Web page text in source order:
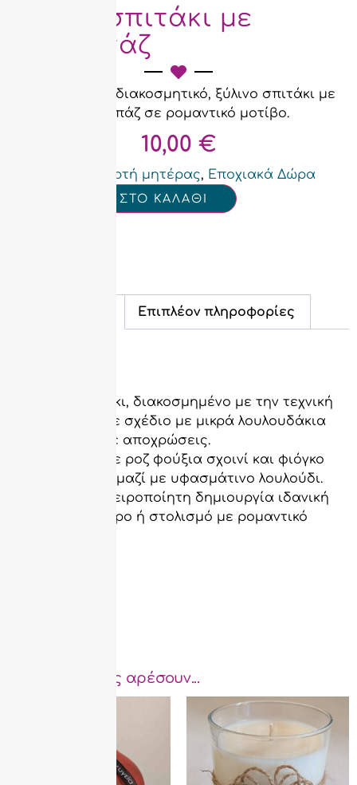
Ξύλινο σπιτάκι με
ντεκουπάζ
Χειροποίητο, διακοσμητικό, ξύλινο σπιτάκι με
ντεκουπάζ σε ρομαντικό μοτίβο.
10,00 €
Γιορτή μητέρας, Εποχιακά Δώρα
ΠΡΟΣΘΗΚΗ ΣΤΟ ΚΑΛΑΘΙ
Επιπλέον πληροφορίες
Ξύλινο σπιτάκι, διακοσμημένο με την τεχνική
ντεκουπάζ, σε σχέδιο με μικρά λουλουδάκια
– ροζ και μπλε αποχρώσεις.
Στολισμένο με ροζ φούξια σχοινί και φιόγκο
από δαντέλα μαζί με υφασμάτινο λουλούδι.
Μια γλυκιά, χειροποίητη δημιουργία ιδανική
για γούρι, δώρο ή στολισμό με ρομαντικό
Μπορεί να σας αρέσουν...